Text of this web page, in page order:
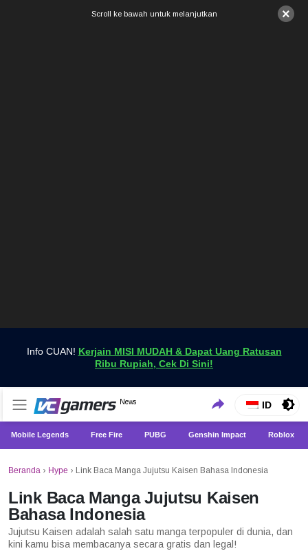
×
Scroll ke bawah untuk melanjutkan
Info CUAN! Kerjain MISI MUDAH & Dapat Uang Ratusan
Ribu Rupiah, Cek Di Sini!
VCGamers News
News
Dapatkan Berita Games Terbaru Hanya di VCGamers
ID
Mobile Legends Free Fire PUBG Genshin Impact Roblox
Beranda › Hype › Link Baca Manga Jujutsu Kaisen Bahasa Indonesia
Link Baca Manga Jujutsu Kaisen
Bahasa Indonesia
Jujutsu Kaisen adalah salah satu manga terpopuler di dunia, dan
kini kamu bisa membacanya secara gratis dan legal!